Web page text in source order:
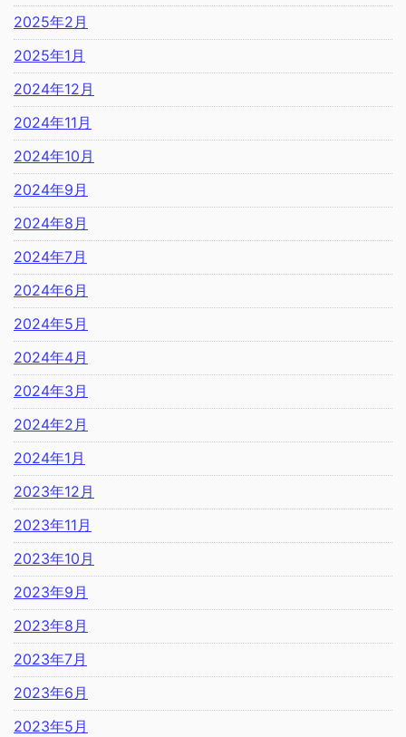
2025年2月
2025年1月
2024年12月
2024年11月
2024年10月
2024年9月
2024年8月
2024年7月
2024年6月
2024年5月
2024年4月
2024年3月
2024年2月
2024年1月
2023年12月
2023年11月
2023年10月
2023年9月
2023年8月
2023年7月
2023年6月
2023年5月